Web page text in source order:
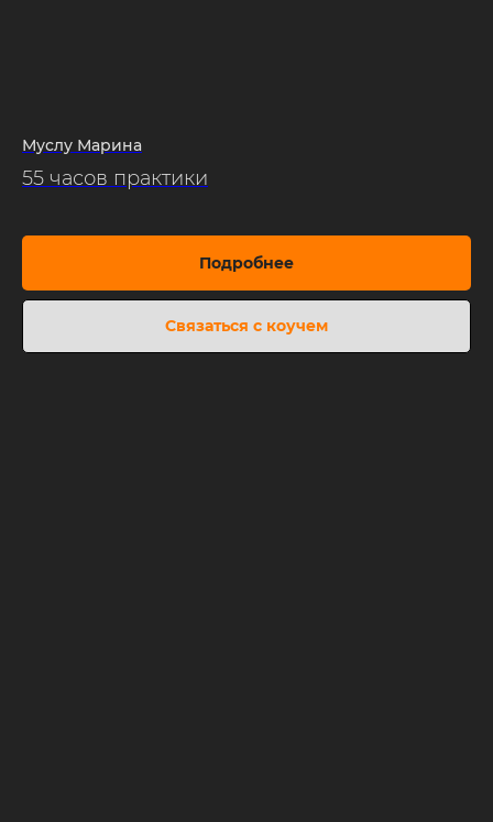
Муслу Марина
55 часов практики
Подробнее
Связаться с коучем